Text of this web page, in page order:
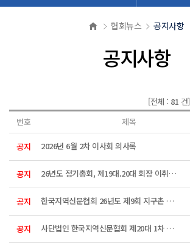
협회뉴스 공지사항
공지사항
[전체 : 81 건]
번호
제목
공지 2026년 6월 2차 이사회 의사록
공지
26년도 정기총회, 제19대.20대 회장 이취임식 안내
공지
한국지역신문협회 26년도 제9회 지구촌 희망펜상 수상자
공지
사단법인 한국지역신문협회 제20대 1차 이사회 회의록